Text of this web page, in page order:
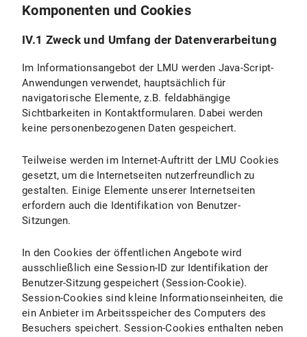
Komponenten und Cookies
IV.1 Zweck und Umfang der Datenverarbeitung
Im Informationsangebot der LMU werden Java-Script-
Anwendungen verwendet, hauptsächlich für
navigatorische Elemente, z.B. feldabhängige
Sichtbarkeiten in Kontaktformularen. Dabei werden
keine personenbezogenen Daten gespeichert.
Teilweise werden im Internet-Auftritt der LMU Cookies
gesetzt, um die Internetseiten nutzerfreundlich zu
gestalten. Einige Elemente unserer Internetseiten
erfordern auch die Identifikation von Benutzer-
Sitzungen.
In den Cookies der öffentlichen Angebote wird
ausschließlich eine Session-ID zur Identifikation der
Benutzer-Sitzung gespeichert (Session-Cookie).
Session-Cookies sind kleine Informationseinheiten, die
ein Anbieter im Arbeitsspeicher des Computers des
Besuchers speichert. Session-Cookies enthalten neben